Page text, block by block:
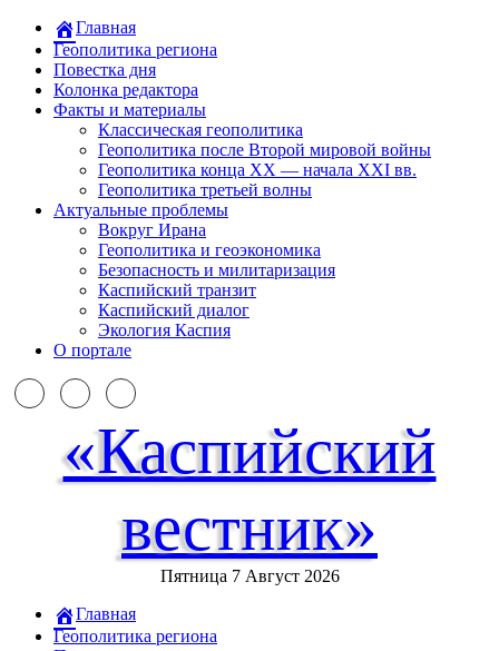
Главная
Геополитика региона
Повестка дня
Колонка редактора
Факты и материалы
Классическая геополитика
Геополитика после Второй мировой войны
Геополитика конца XX — начала XXI вв.
Геополитика третьей волны
Актуальные проблемы
Вокруг Ирана
Геополитика и геоэкономика
Безопасность и милитаризация
Каспийский транзит
Каспийский диалог
Экология Каспия
О портале
«Каспийский
вестник»
Пятница 7 Август 2026
Главная
Геополитика региона